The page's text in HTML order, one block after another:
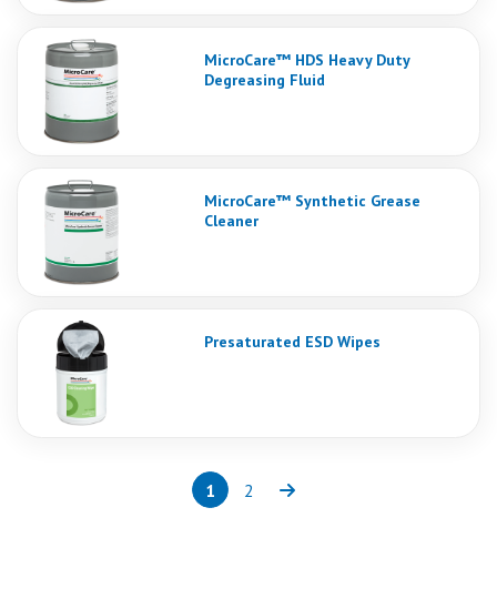
MicroCare™ HDS Heavy Duty
Degreasing Fluid
MicroCare™ Synthetic Grease
Cleaner
Presaturated ESD Wipes
Page
1(current)
Page
2 Next